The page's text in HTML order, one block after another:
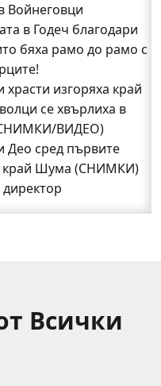
край Шума (СНИМКИ)
в Годеч благодари
бяха рамо до рамо с
храсти изгоряха край
се хвърлиха в
ВИДЕО)
на тока утре в части
Годеч
да изберат Годеч
Войнеговци
в Годеч благодари
бяха рамо до рамо с
храсти изгоряха край
се хвърлиха в
ВИДЕО)
сред първите
край Шума (СНИМКИ)
Всички